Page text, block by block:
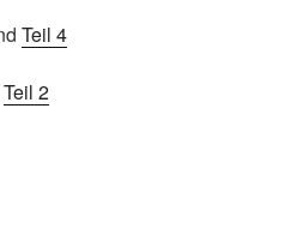
Teil 4
Teil 2